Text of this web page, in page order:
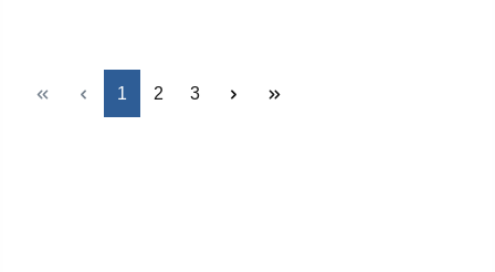
Seite
1 Seite
2 Seite
3